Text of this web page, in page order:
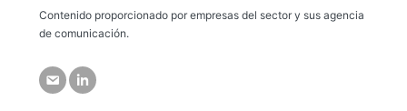
Contenido proporcionado por empresas del sector y sus agencia
de comunicación.